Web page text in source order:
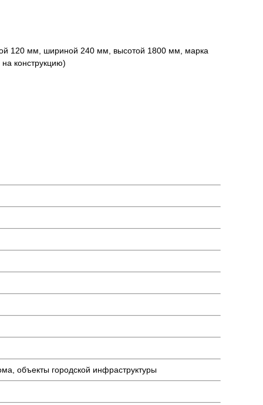
120 мм, шириной 240 мм, высотой 1800 мм, марка
конструкцию)
объекты городской инфраструктуры